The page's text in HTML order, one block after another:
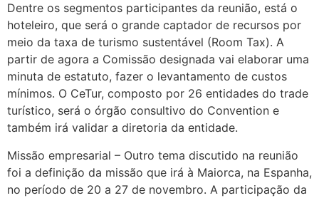
Dentre os segmentos participantes da reunião, está o
hoteleiro, que será o grande captador de recursos por
meio da taxa de turismo sustentável (Room Tax). A
partir de agora a Comissão designada vai elaborar uma
minuta de estatuto, fazer o levantamento de custos
mínimos. O CeTur, composto por 26 entidades do trade
turístico, será o órgão consultivo do Convention e
também irá validar a diretoria da entidade.
Missão empresarial – Outro tema discutido na reunião
foi a definição da missão que irá à Maiorca, na Espanha,
no período de 20 a 27 de novembro. A participação da